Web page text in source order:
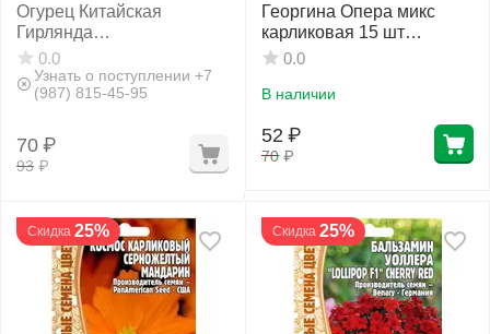
Огурец Китайская
Гирлянда
самоопыляемый 6 шт
РЕДКИЕ СЕМЕНА
0.0
Узнать о поступлении +7
(987) 815-45-95
93 ₽
70 ₽
Георгина Опера микс
карликовая 15 шт
РЕДКИЕ СЕМЕНА
0.0
В наличии
70 ₽
52 ₽
Скидка 25% Скидка 25%